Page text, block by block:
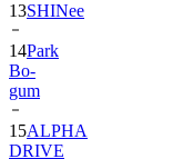
14Park
Bo-
gum
15ALPHA
DRIVE
ONE)1